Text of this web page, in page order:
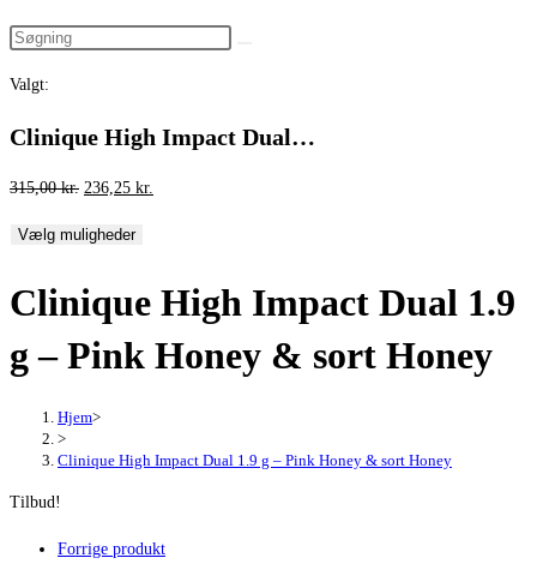
Valgt:
Clinique High Impact Dual…
315,00kr. Den
pris
315,00 kr..
236,25 kr.
236,25 kr..
Vælg muligheder
Clinique High Impact Dual 1.9
g – Pink Honey & sort Honey
Hjem>
>
Clinique High Impact Dual 1.9 g – Pink Honey & sort Honey
Tilbud!
Forrige produkt